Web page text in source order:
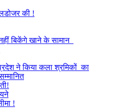
की !
बिकेंगे खाने के सामान
ने किया कला श्रमिकों का
!